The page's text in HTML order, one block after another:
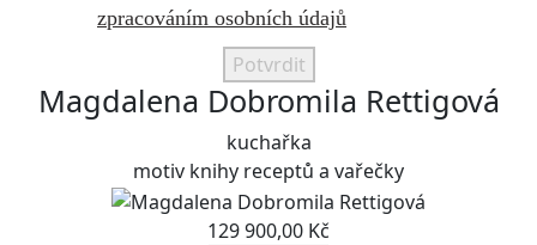
zpracováním osobních údajů
Potvrdit
Magdalena Dobromila Rettigová
kuchařka
motiv knihy receptů a vařečky
129 900,00 Kč